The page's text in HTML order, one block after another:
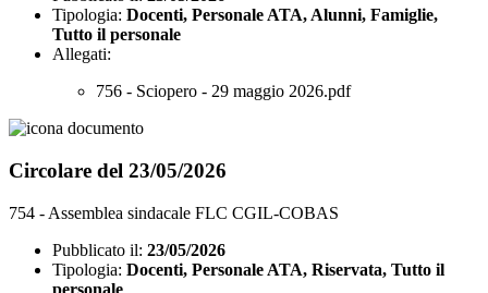
Tipologia: Docenti, Personale ATA, Alunni, Famiglie,
Tutto il personale
Allegati:
756 - Sciopero - 29 maggio 2026.pdf
Circolare del 23/05/2026
754 - Assemblea sindacale FLC CGIL-COBAS
Pubblicato il: 23/05/2026
Tipologia: Docenti, Personale ATA, Riservata, Tutto il
personale